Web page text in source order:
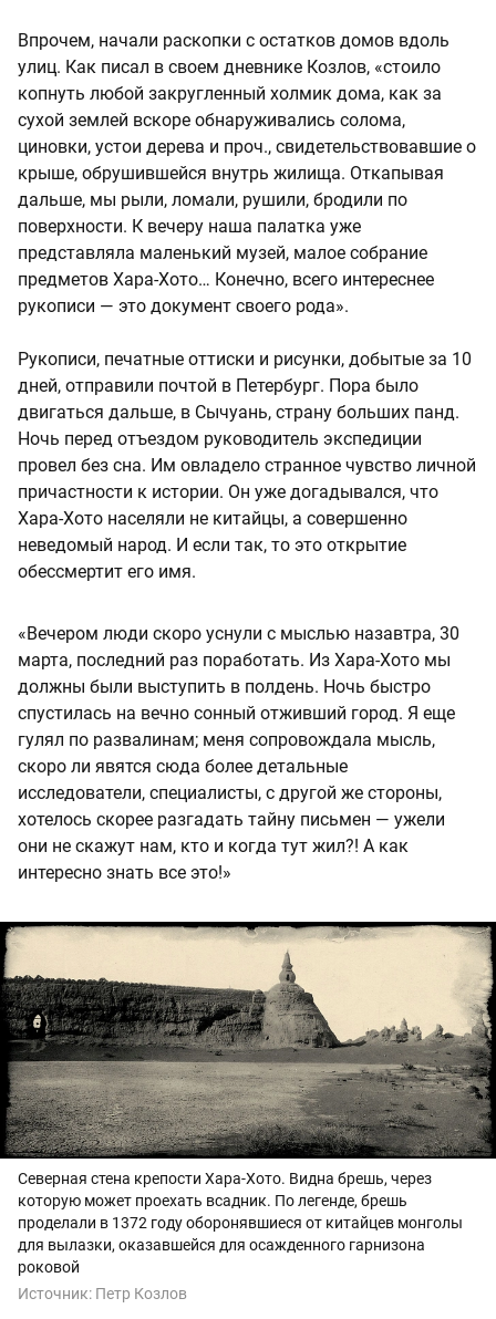
Впрочем, начали раскопки с остатков домов вдоль
улиц. Как писал в своем дневнике Козлов, «стоило
копнуть любой закругленный холмик дома, как за
сухой землей вскоре обнаруживались солома,
циновки, устои дерева и проч., свидетельствовавшие о
крыше, обрушившейся внутрь жилища. Откапывая
дальше, мы рыли, ломали, рушили, бродили по
поверхности. К вечеру наша палатка уже
представляла маленький музей, малое собрание
предметов Хара-Хото… Конечно, всего интереснее
рукописи — это документ своего рода».
Рукописи, печатные оттиски и рисунки, добытые за 10
дней, отправили почтой в Петербург. Пора было
двигаться дальше, в Сычуань, страну больших панд.
Ночь перед отъездом руководитель экспедиции
провел без сна. Им овладело странное чувство личной
причастности к истории. Он уже догадывался, что
Хара-Хото населяли не китайцы, а совершенно
неведомый народ. И если так, то это открытие
обессмертит его имя.
«Вечером люди скоро уснули с мыслью назавтра, 30
марта, последний раз поработать. Из Хара-Хото мы
должны были выступить в полдень. Ночь быстро
спустилась на вечно сонный отживший город. Я еще
гулял по развалинам; меня сопровождала мысль,
скоро ли явятся сюда более детальные
исследователи, специалисты, с другой же стороны,
хотелось скорее разгадать тайну письмен — ужели
они не скажут нам, кто и когда тут жил?! А как
интересно знать все это!»
Северная стена крепости Хара-Хото. Видна брешь, через
которую может проехать всадник. По легенде, брешь
проделали в 1372 году оборонявшиеся от китайцев монголы
для вылазки, оказавшейся для осажденного гарнизона
роковой
Источник: Петр Козлов